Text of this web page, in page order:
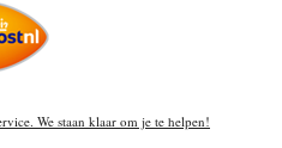
We staan klaar om je te helpen!